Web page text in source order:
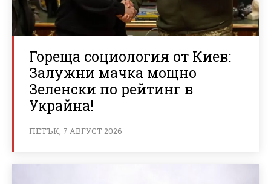
Гореща социология от Киев:
Залужни мачка мощно
Зеленски по рейтинг в
Украйна!
ПЕТЪК, 7 АВГУСТ 2026